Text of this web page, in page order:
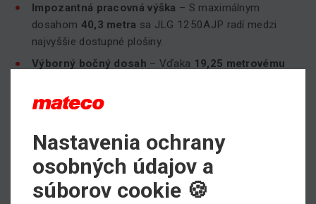
Impozantná pracovná výška – S maximálnym
dosahom 40,3 metra sa JLG 1250AJP radí medzi
najvyššie dostupné plošiny.
Výborný bočný dosah – Vďaka 19,25 metrovému
dostupné miesta.
pohyb aj v náročnom teréne, čím je plošina vhodná
pre stavebné práce, údržbu či priemyselné využitie.
Plynulé ovládanie– Systém automatického
vyrovnávania a citlivé ovládanie zabezpečujú
Nastavenia ochrany
osobných údajov a
súborov cookie 🍪